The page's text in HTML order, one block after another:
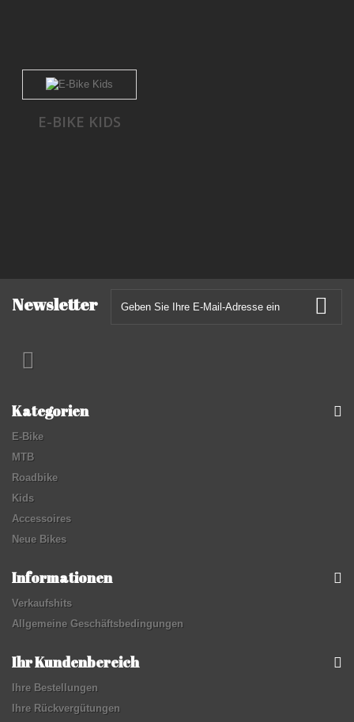
E-BIKE KIDS
Newsletter
Kategorien
E-Bike
MTB
Roadbike
Kids
Accessoires
Neue Bikes
Informationen
Verkaufshits
Allgemeine Geschäftsbedingungen
Ihr Kundenbereich
Ihre Bestellungen
Ihre Rückvergütungen